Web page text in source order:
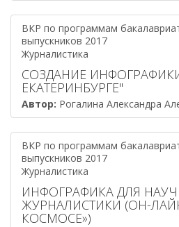
ВКР по программам
выпускников 2017
Журналистика
СОЗДАНИЕ
ЕКАТЕРИНБУРГЕ"
Автор: Рогалина Александра
ВКР по программам
выпускников 2017
Журналистика
ИНФОГРАФИКА ДЛЯ
ЖУРНАЛИСТИКИ (ОН-
КОСМОСЕ»)